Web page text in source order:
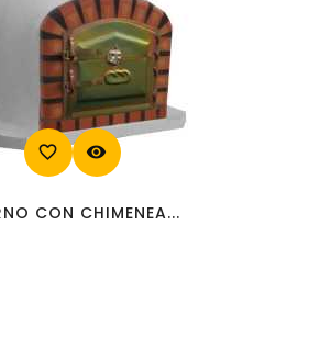
favorite_border visibility
CON CHIMENEA...